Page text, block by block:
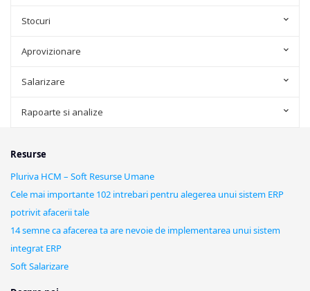
Stocuri
Aprovizionare
Salarizare
Rapoarte si analize
Resurse
Pluriva HCM – Soft Resurse Umane
Cele mai importante 102 intrebari pentru alegerea unui sistem ERP
potrivit afacerii tale
14 semne ca afacerea ta are nevoie de implementarea unui sistem
integrat ERP
Soft Salarizare